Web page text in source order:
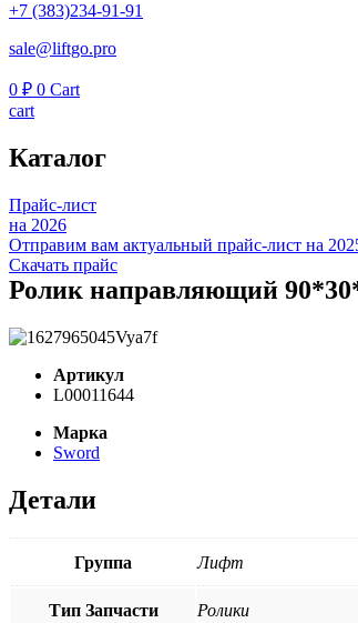
+7 (383)234-91-91
sale@liftgo.pro
0 ₽ 0 Cart
cart
Каталог
Прайс-лист
на 2026
Отправим вам актуальный прайс-лист на
Скачать прайс
Ролик направляющий
Артикул
L00011644
Марка
Sword
Детали
Группа Лифт
Тип Запчасти Ролики